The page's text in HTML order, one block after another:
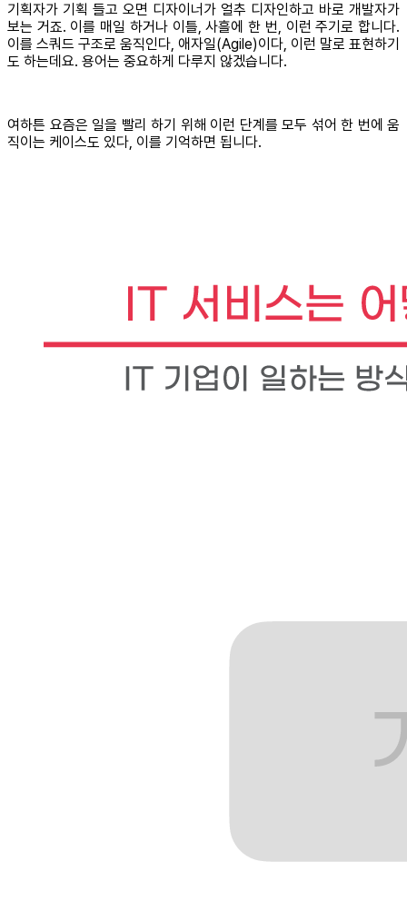
기획자가 기획 들고 오면 디자이너가 얼추 디자인하고 바로 개발자가
보는 거죠. 이를 매일 하거나 이틀, 사흘에 한 번, 이런 주기로 합니다.
이를 스쿼드 구조로 움직인다, 애자일(Agile)이다, 이런 말로 표현하기
도 하는데요. 용어는 중요하게 다루지 않겠습니다.
여하튼 요즘은 일을 빨리 하기 위해 이런 단계를 모두 섞어 한 번에 움
직이는 케이스도 있다, 이를 기억하면 됩니다.